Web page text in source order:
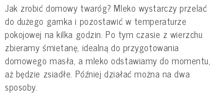
Jak zrobić domowy twaróg? Mleko wystarczy przelać
do dużego garnka i pozostawić w temperaturze
pokojowej na kilka godzin. Po tym czasie z wierzchu
zbieramy śmietanę, idealną do przygotowania
domowego masła, a mleko odstawiamy do momentu,
aż będzie zsiadłe. Później działać można na dwa
sposoby.